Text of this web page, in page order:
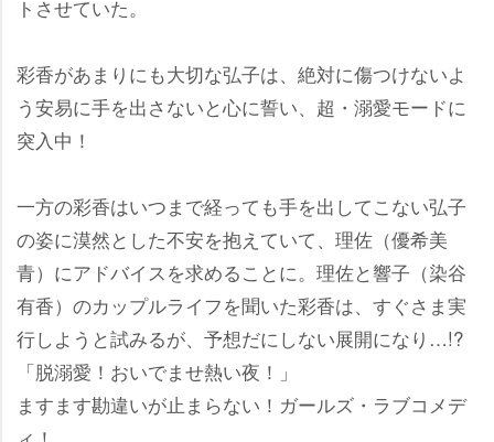
トさせていた。
彩香があまりにも大切な弘子は、絶対に傷つけないよ
う安易に手を出さないと心に誓い、超・溺愛モードに
突入中！
一方の彩香はいつまで経っても手を出してこない弘子
の姿に漠然とした不安を抱えていて、理佐（優希美
青）にアドバイスを求めることに。理佐と響子（染谷
有香）のカップルライフを聞いた彩香は、すぐさま実
行しようと試みるが、予想だにしない展開になり…!?
「脱溺愛！おいでませ熱い夜！」
ますます勘違いが止まらない！ガールズ・ラブコメデ